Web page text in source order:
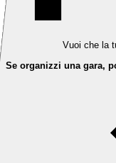
Vuoi che la
Se organizzi una gara,